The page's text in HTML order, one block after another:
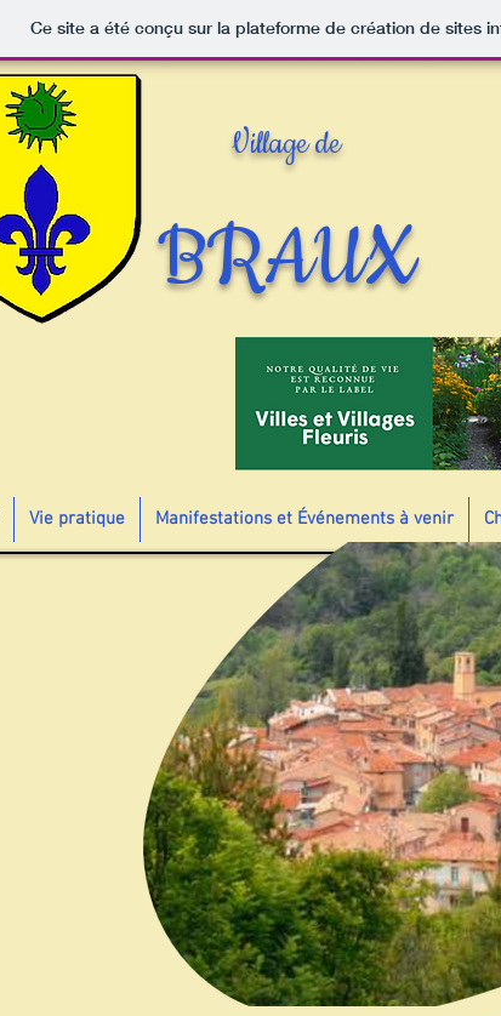
Ce site a été conçu sur la plateforme de création de sites
Village de
BRAUX
Vie pratique Manifestations et Événements à venir